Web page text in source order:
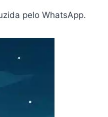
pelo WhatsApp.